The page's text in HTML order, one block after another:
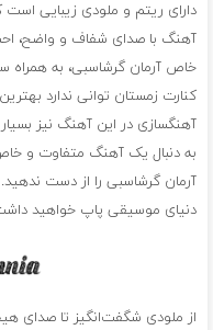
دارای ریتم و ملودی زیبایی
آهنگ با صدای شفاف و واضح،
خاص آرمان گرشاسبی، به
کنارت زمستان توانی ندارد
آهنگسازی در این آهنگ نیز
به دنبال یک آهنگ متفاوت و
آرمان گرشاسبی را از دست ندهید.
دنیای موسیقی پاپ خواهید
از ملودی شگفت‌انگیز تا صدای